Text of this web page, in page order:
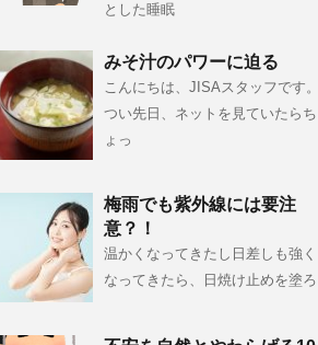
とした睡眠
みそ汁のパワーに迫る
こんにちは、JISAスタッフです。
つい先日、ネットを見ていたらち
ょっ
梅雨でも紫外線には要注
意？！
温かくなってきたし日差しも強く
なってきたら、日焼け止めを塗ろ